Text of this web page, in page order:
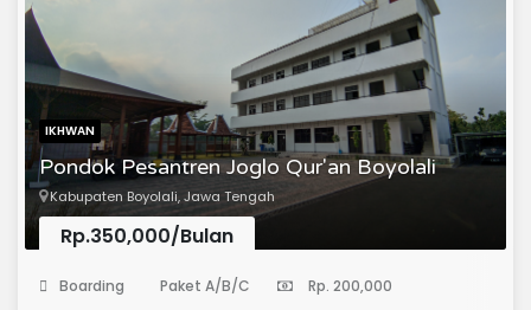
IKHWAN
Pondok Pesantren Joglo Qur'an Boyolali
Kabupaten Boyolali, Jawa Tengah
Rp.350,000/Bulan
Boarding Paket A/B/C Rp. 200,000